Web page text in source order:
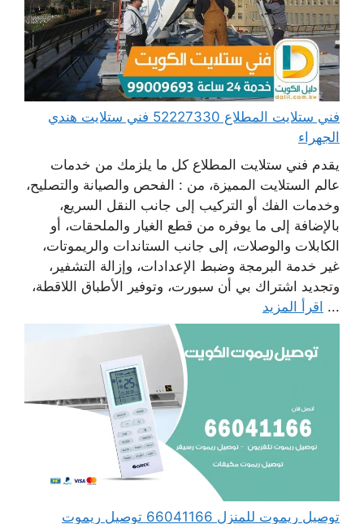
فني ستلايت المطلاع 52227330 فني ستلايت هندي
الجهراء
يقدم فني ستلايت المطلاع كل ما يلزمك من خدمات
عالم الستلايت المميزة، من : الفحص والصيانة والتصليح،
وخدمات الفك أو التركيب إلى جانب النقل السريع،
بالإضافة إلى ما يوفره من قطع الغيار والملحقات، أو
الكابلات والوصلات، إلى جانب الستاندات والريموتات،
غير خدمة البرمجة وضبط الإعدادات، وإزالة التشفير،
وتجديد اشتراك بي أن سبورت، وتوفير الأطباق اللاقطة،
... اقرأ المزيد
توصيل ريموت للمنزل 66041166 توصيل ريموت